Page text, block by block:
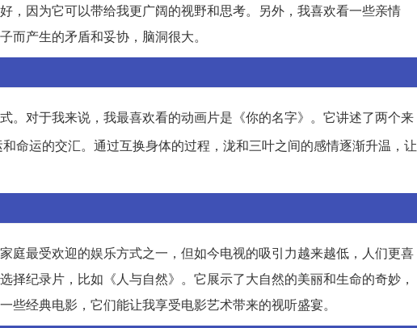
，因为它可以带给我更广阔的视野和思考。另外，我喜欢看一些亲情
产生的矛盾和妥协，脑洞很大。
。对于我来说，我最喜欢看的动画片是《你的名字》。它讲述了两个来
命运的交汇。通过互换身体的过程，泷和三叶之间的感情逐渐升温，让
庭最受欢迎的娱乐方式之一，但如今电视的吸引力越来越低，人们更喜
纪录片，比如《人与自然》。它展示了大自然的美丽和生命的奇妙，
经典电影，它们能让我享受电影艺术带来的视听盛宴。